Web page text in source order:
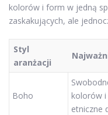
kolorów i form w jedną
zaskakujących, ale
Styl
aranżacji
Boho
kolorów
etniczne